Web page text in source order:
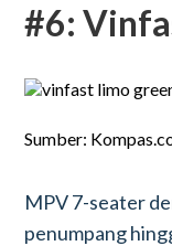
#6:
Sumber:
MPV 7-seater
penumpang